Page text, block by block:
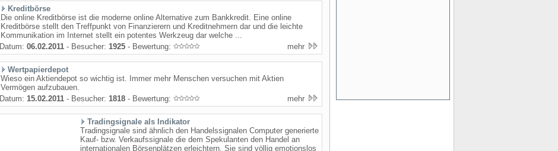
Kreditbörse
Die online Kreditbörse ist die moderne online Alternative zum Bankkredit. Eine online
Kreditbörse stellt den Treffpunkt von Finanzierern und Kreditnehmern dar und die leichte
Kommunikation im Internet stellt ein potentes Werkzeug dar welche ...
Datum: 06.02.2011 - Besucher: 1925 - Bewertung: mehr
Wertpapierdepot
Wieso ein Aktiendepot so wichtig ist. Immer mehr Menschen versuchen mit Aktien
Vermögen aufzubauen.
Datum: 15.02.2011 - Besucher: 1818 - Bewertung: mehr
Tradingsignale als Indikator
Tradingsignale sind ähnlich den Handelssignalen Computer generierte
Kauf- bzw. Verkaufssignale die dem Spekulanten den Handel an
internationalen Börsenplätzen erleichtern. Sie sind völlig emotionslos